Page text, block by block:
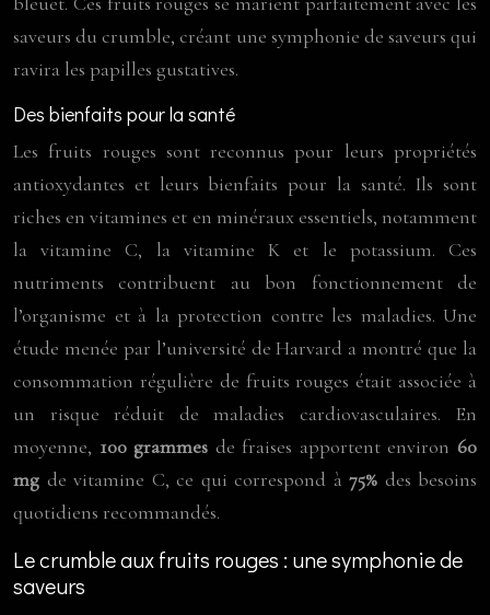
saveurs du crumble, créant une symphonie de saveurs qui
ravira les papilles gustatives.
Des bienfaits pour la santé
Les fruits rouges sont reconnus pour leurs propriétés
antioxydantes et leurs bienfaits pour la santé. Ils sont
riches en vitamines et en minéraux essentiels, notamment
la vitamine C, la vitamine K et le potassium. Ces
nutriments contribuent au bon fonctionnement de
l’organisme et à la protection contre les maladies. Une
étude menée par l’université de Harvard a montré que la
consommation régulière de fruits rouges était associée à
un risque réduit de maladies cardiovasculaires. En
moyenne, 100 grammes de fraises apportent environ 60
mg de vitamine C, ce qui correspond à 75% des besoins
quotidiens recommandés.
Le crumble aux fruits rouges : une symphonie de
saveurs